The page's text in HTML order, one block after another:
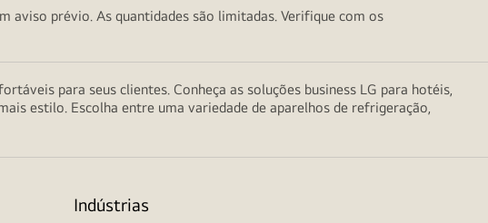
aviso prévio. As quantidades são limitadas. Verifique com os
para seus clientes. Conheça as soluções business LG para hotéis,
estilo. Escolha entre uma variedade de aparelhos de refrigeração,
Indústrias